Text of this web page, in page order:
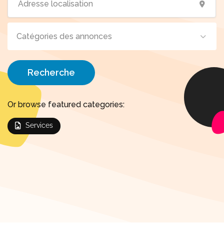
Catégories des annonces
Recherche
Or browse featured categories:
Services